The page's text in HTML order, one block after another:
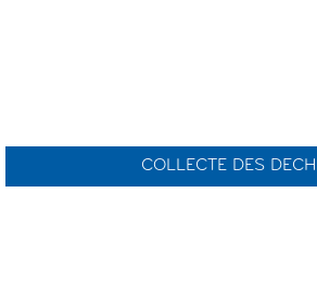
COLLECTE DES